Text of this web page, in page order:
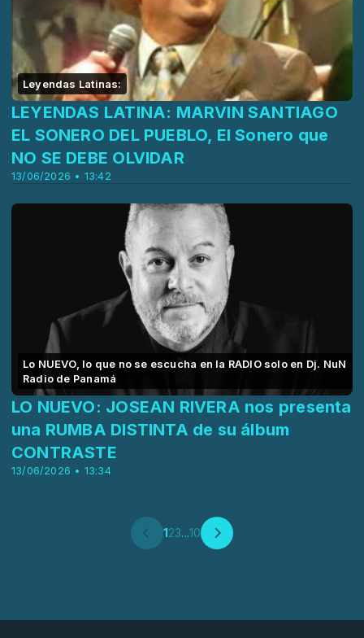
Leyendas Latinas:
13/06/2026 • 13:42
LEYENDAS LATINA: MARVIN SANTIAGO
EL SONERO DEL PUEBLO, El Sonero que
NO SE DEBE OLVIDAR
Lo NUEVO, lo que no se escucha en la RADIO solo en Dj. NuN
Radio de Panamá
13/06/2026 • 13:34
LO NUEVO: JOSEAN RIVERA nos presenta
una RUMBA DISTINTA de su álbum
CONTRASTE
1 23...10